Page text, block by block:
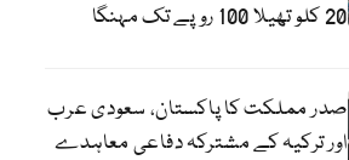
20 کلو تھیلا 100 روپے تک مہنگا
صدر مملکت کا پاکستان، سعودی عرب
اور ترکیہ کے مشترکہ دفاعی معاہدے